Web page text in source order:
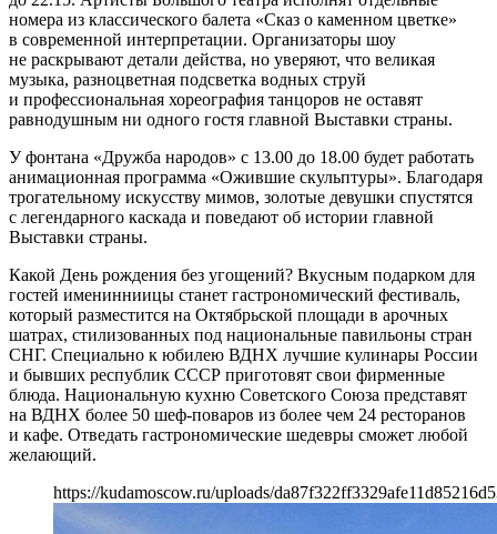
номера из классического балета «Сказ о каменном цветке»
в современной интерпретации. Организаторы шоу
не раскрывают детали действа, но уверяют, что великая
музыка, разноцветная подсветка водных струй
и профессиональная хореография танцоров не оставят
равнодушным ни одного гостя главной Выставки страны.
У фонтана «Дружба народов» c 13.00 до 18.00 будет работать
анимационная программа «Ожившие скульптуры». Благодаря
трогательному искусству мимов, золотые девушки спустятся
с легендарного каскада и поведают об истории главной
Выставки страны.
Какой День рождения без угощений? Вкусным подарком для
гостей именинниицы станет гастрономический фестиваль,
который разместится на Октябрьской площади в арочных
шатрах, стилизованных под национальные павильоны стран
СНГ. Специально к юбилею ВДНХ лучшие кулинары России
и бывших республик СССР приготовят свои фирменные
блюда. Национальную кухню Советского Союза представят
на ВДНХ более 50 шеф-поваров из более чем 24 ресторанов
и кафе. Отведать гастрономические шедевры сможет любой
желающий.
https://kudamoscow.ru/uploads/